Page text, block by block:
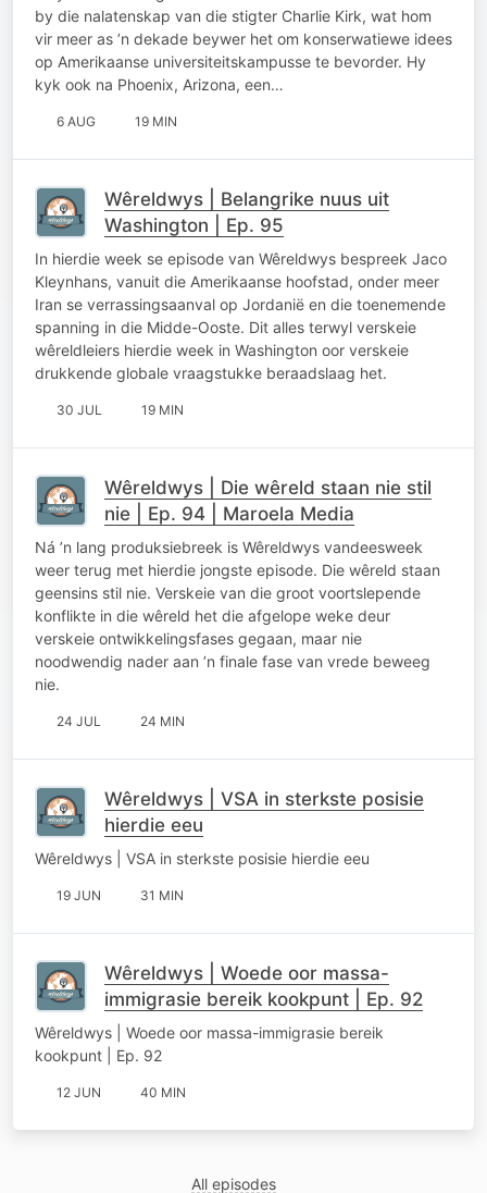
by die nalatenskap van die stigter Charlie Kirk, wat hom
vir meer as ’n dekade beywer het om konserwatiewe idees
op Amerikaanse universiteitskampusse te bevorder. Hy
kyk ook na Phoenix, Arizona, een…
6 AUG 19 MIN
Wêreldwys | Belangrike nuus uit
Washington | Ep. 95
In hierdie week se episode van Wêreldwys bespreek Jaco
Kleynhans, vanuit die Amerikaanse hoofstad, onder meer
Iran se verrassingsaanval op Jordanië en die toenemende
spanning in die Midde-Ooste. Dit alles terwyl verskeie
wêreldleiers hierdie week in Washington oor verskeie
drukkende globale vraagstukke beraadslaag het.
30 JUL 19 MIN
Wêreldwys | Die wêreld staan nie stil
nie | Ep. 94 | Maroela Media
Ná ’n lang produksiebreek is Wêreldwys vandeesweek
weer terug met hierdie jongste episode. Die wêreld staan
geensins stil nie. Verskeie van die groot voortslepende
konflikte in die wêreld het die afgelope weke deur
verskeie ontwikkelingsfases gegaan, maar nie
noodwendig nader aan ’n finale fase van vrede beweeg
nie.
24 JUL 24 MIN
Wêreldwys | VSA in sterkste posisie
hierdie eeu
Wêreldwys | VSA in sterkste posisie hierdie eeu
19 JUN 31 MIN
Wêreldwys | Woede oor massa-
immigrasie bereik kookpunt | Ep. 92
Wêreldwys | Woede oor massa-immigrasie bereik
kookpunt | Ep. 92
12 JUN 40 MIN
All episodes